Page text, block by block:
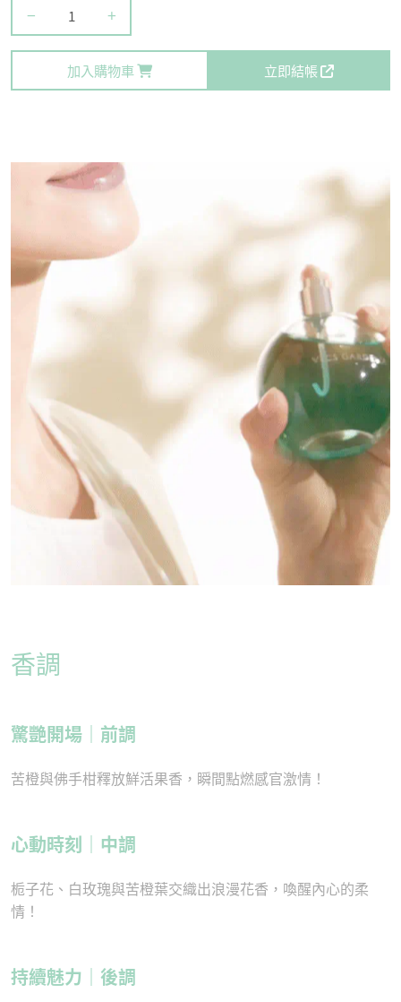
− +
加入購物車 立即結帳
香調
驚艷開場｜前調
苦橙與佛手柑釋放鮮活果香，瞬間點燃感官激情！
心動時刻｜中調
栀子花、白玫瑰與苦橙葉交織出浪漫花香，喚醒內心的柔
情！
持續魅力｜後調